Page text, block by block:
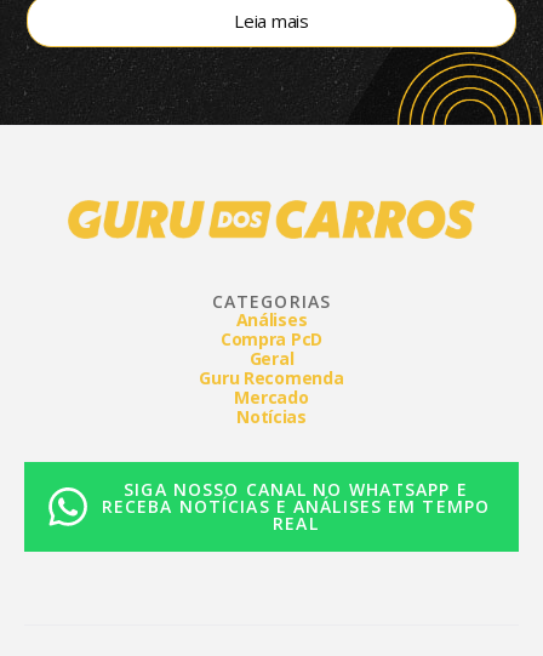
Leia mais
CATEGORIAS
Análises
Compra PcD
Geral
Guru Recomenda
Mercado
Notícias
SIGA NOSSO CANAL NO WHATSAPP E
RECEBA NOTÍCIAS E ANÁLISES EM TEMPO
REAL